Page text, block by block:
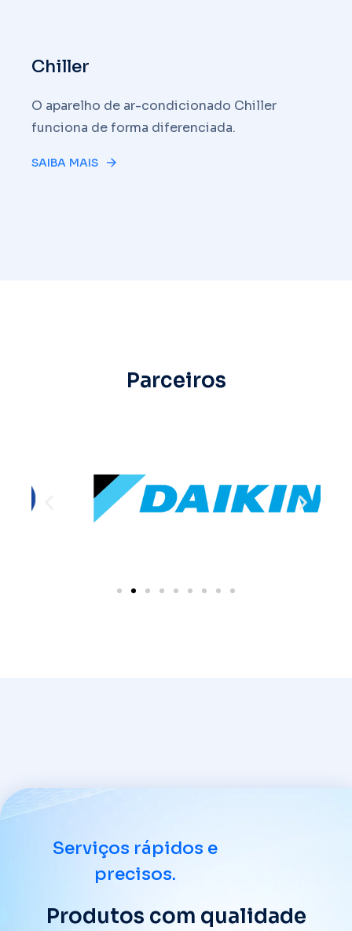
Chiller
O aparelho de ar-condicionado Chiller
funciona de forma diferenciada.
SAIBA MAIS
Parceiros
Serviços rápidos e
precisos.
Produtos com qualidade